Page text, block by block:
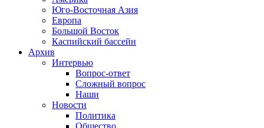
Юго-Восточная Азия
Европа
Большой Восток
Каспийский бассейн
Архив
Интервью
Вопрос-ответ
Сложный вопрос
Наши
Новости
Политика
Общество